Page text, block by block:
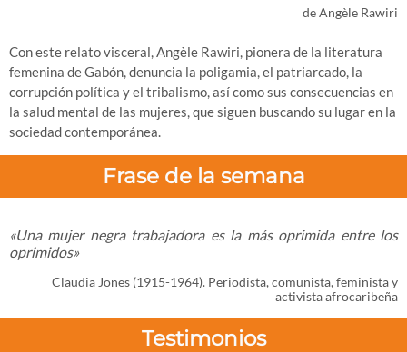
de Angèle Rawiri
Con este relato visceral, Angèle Rawiri, pionera de la literatura
femenina de Gabón, denuncia la poligamia, el patriarcado, la
corrupción política y el tribalismo, así como sus consecuencias en
la salud mental de las mujeres, que siguen buscando su lugar en la
sociedad contemporánea.
Frase de la semana
«Una mujer negra trabajadora es la más oprimida entre los
oprimidos»
Claudia Jones (1915-1964). Periodista, comunista, feminista y
activista afrocaribeña
Testimonios